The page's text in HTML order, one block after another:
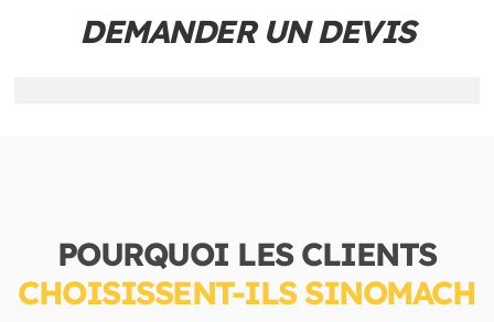
DEMANDER UN DEVIS
POURQUOI LES CLIENTS
CHOISISSENT-ILS SINOMACH